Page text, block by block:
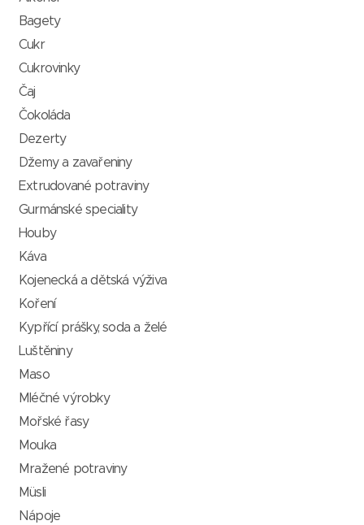
Bagety
Cukr
Cukrovinky
Čaj
Čokoláda
Dezerty
Džemy a zavařeniny
Extrudované potraviny
Gurmánské speciality
Houby
Káva
Kojenecká a dětská výživa
Koření
Kypřící prášky, soda a želé
Luštěniny
Maso
Mléčné výrobky
Mořské řasy
Mouka
Mražené potraviny
Müsli
Nápoje